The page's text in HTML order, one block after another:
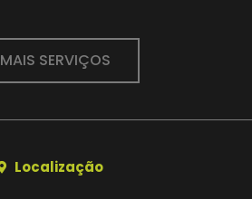
MAIS SERVIÇOS
Localização